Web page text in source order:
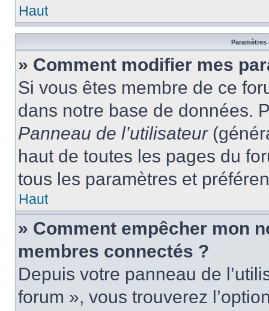
Haut
Paramètres
» Comment modifier mes
Si vous êtes membre de ce
dans notre base de données.
Panneau de l’utilisateur
haut de toutes les pages du
tous les paramètres et
Haut
» Comment empêcher mon
membres connectés ?
Depuis votre panneau de
forum », vous trouverez